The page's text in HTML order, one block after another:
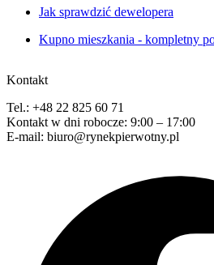
Jak sprawdzić dewelopera
Kupno mieszkania - kompletny
Kontakt
Tel.: +48 22 825 60 71
Kontakt w dni robocze: 9:00 – 17:00
E-mail: biuro@rynekpierwotny.pl